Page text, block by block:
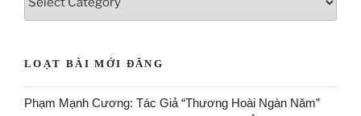
LOẠT BÀI MỚI ĐĂNG
Phạm Mạnh Cương: Tác Giả “Thương Hoài Ngàn Năm”